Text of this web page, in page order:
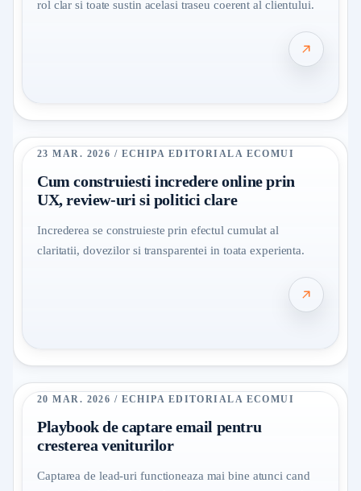
rol clar si toate sustin acelasi traseu coerent al clientului.
23 MAR. 2026 / ECHIPA EDITORIALA ECOMUI
Cum construiesti incredere online prin
UX, review-uri si politici clare
Increderea se construieste prin efectul cumulat al
claritatii, dovezilor si transparentei in toata experienta.
20 MAR. 2026 / ECHIPA EDITORIALA ECOMUI
Playbook de captare email pentru
cresterea veniturilor
Captarea de lead-uri functioneaza mai bine atunci cand